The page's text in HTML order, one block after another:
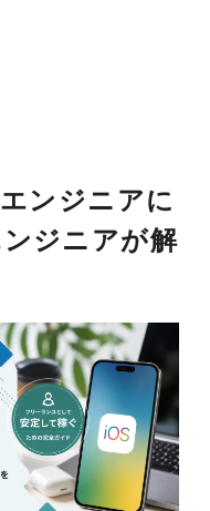
ンジニアに
ジニアが解